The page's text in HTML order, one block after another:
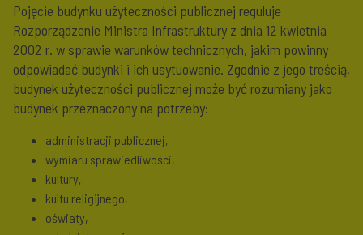
Pojęcie budynku użyteczności publicznej reguluje
Rozporządzenie Ministra Infrastruktury z dnia 12 kwietnia
2002 r. w sprawie warunków technicznych, jakim powinny
odpowiadać budynki i ich usytuowanie. Zgodnie z jego treścią,
budynek użyteczności publicznej może być rozumiany jako
budynek przeznaczony na potrzeby:
administracji publicznej,
wymiaru sprawiedliwości,
kultury,
kultu religijnego,
oświaty,